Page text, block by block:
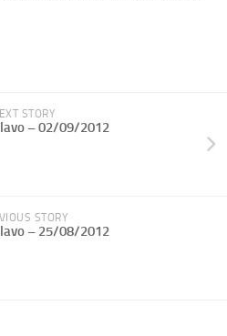
STORY
– 02/09/2012
STORY
– 25/08/2012